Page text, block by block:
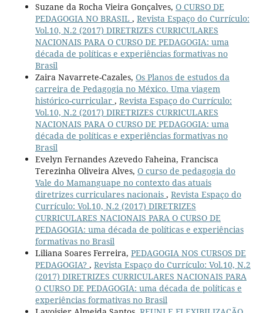
Suzane da Rocha Vieira Gonçalves, O CURSO DE
PEDAGOGIA NO BRASIL , Revista Espaço do Currículo:
Vol.10, N.2 (2017) DIRETRIZES CURRICULARES
NACIONAIS PARA O CURSO DE PEDAGOGIA: uma
década de políticas e experiências formativas no
Brasil
Zaira Navarrete-Cazales, Os Planos de estudos da
carreira de Pedagogia no México. Uma viagem
histórico-curricular , Revista Espaço do Currículo:
Vol.10, N.2 (2017) DIRETRIZES CURRICULARES
NACIONAIS PARA O CURSO DE PEDAGOGIA: uma
década de políticas e experiências formativas no
Brasil
Evelyn Fernandes Azevedo Faheina, Francisca
Terezinha Oliveira Alves, O curso de pedagogia do
Vale do Mamanguape no contexto das atuais
diretrizes curriculares nacionais , Revista Espaço do
Currículo: Vol.10, N.2 (2017) DIRETRIZES
CURRICULARES NACIONAIS PARA O CURSO DE
PEDAGOGIA: uma década de políticas e experiências
formativas no Brasil
Liliana Soares Ferreira, PEDAGOGIA NOS CURSOS DE
PEDAGOGIA? , Revista Espaço do Currículo: Vol.10, N.2
(2017) DIRETRIZES CURRICULARES NACIONAIS PARA
O CURSO DE PEDAGOGIA: uma década de políticas e
experiências formativas no Brasil